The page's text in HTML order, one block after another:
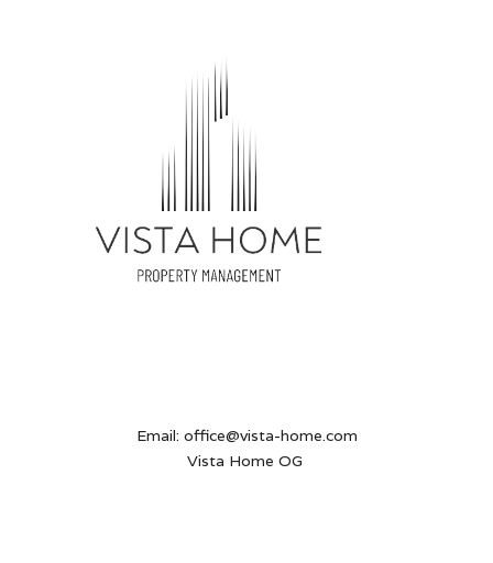
Email: office@vista-home.com
Vista Home OG